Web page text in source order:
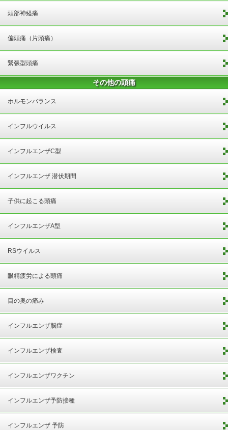
頭部神経痛
偏頭痛（片頭痛）
緊張型頭痛
その他の頭痛
ホルモンバランス
インフルウイルス
インフルエンザC型
インフルエンザ 潜伏期間
子供に起こる頭痛
インフルエンザA型
RSウイルス
眼精疲労による頭痛
目の奥の痛み
インフルエンザ脳症
インフルエンザ検査
インフルエンザワクチン
インフルエンザ予防接種
インフルエンザ 予防